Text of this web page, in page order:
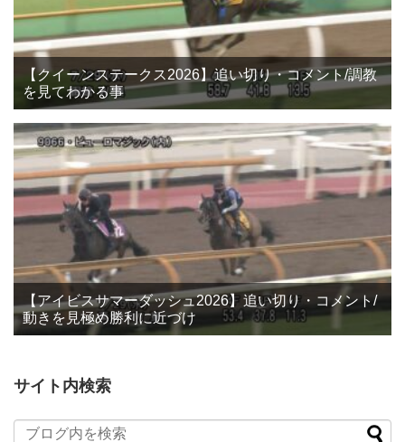
【クイーンステークス2026】追い切り・コメント/調教
を見てわかる事
【アイビスサマーダッシュ2026】追い切り・コメント/
動きを見極め勝利に近づけ
サイト内検索